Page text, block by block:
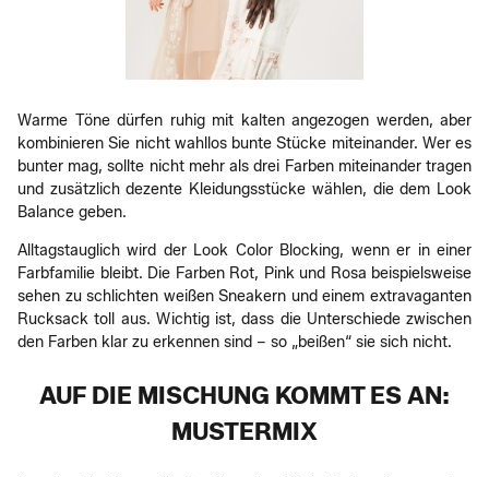
Warme Töne dürfen ruhig mit kalten angezogen werden, aber
kombinieren Sie nicht wahllos bunte Stücke miteinander. Wer es
bunter mag, sollte nicht mehr als drei Farben miteinander tragen
und zusätzlich dezente Kleidungsstücke wählen, die dem Look
Balance geben.
Alltagstauglich wird der Look Color Blocking, wenn er in einer
Farbfamilie bleibt. Die Farben Rot, Pink und Rosa beispielsweise
sehen zu schlichten weißen Sneakern und einem extravaganten
Rucksack toll aus. Wichtig ist, dass die Unterschiede zwischen
den Farben klar zu erkennen sind – so „beißen“ sie sich nicht.
AUF DIE MISCHUNG KOMMT ES AN:
MUSTERMIX